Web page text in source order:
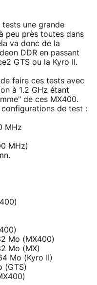
une grande
peu près toutes dans
va donc de la
DDR en passant
GTS ou la Kyro II.
faire ces tests avec
à 1.2 GHz étant
de ces MX400.
de test :
MHz
MHz)
Mo (MX400)
Mo (MX)
Mo (Kyro II)
(GTS)